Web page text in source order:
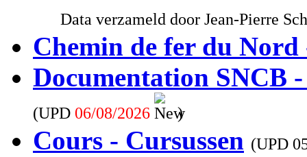
Data verzameld door Jean-Pierre
Chemin de fer du Nord
Documentation SNCB
(UPD 06/08/2026 )
Cours - Cursussen (UPD